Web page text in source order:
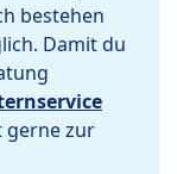
bestehen
Damit du
gerne zur